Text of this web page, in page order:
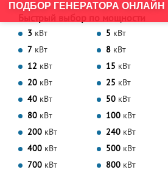
Быстрый выбор по мощности
3 кВт 5 кВт
7 кВт 8 кВт
12 кВт 15 кВт
20 кВт 25 кВт
40 кВт 50 кВт
80 кВт 100 кВт
200 кВт 240 кВт
400 кВт 500 кВт
700 кВт 800 кВт
ПОДБОР ГЕНЕРАТОРА ОНЛАЙН